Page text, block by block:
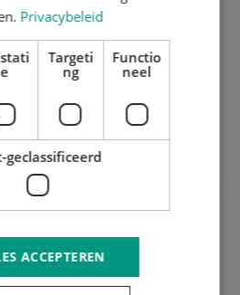
inox gehard en
Privacybeleid
e
Targeti
ng
Functio
neel
geclassificeerd
ACCEPTEREN